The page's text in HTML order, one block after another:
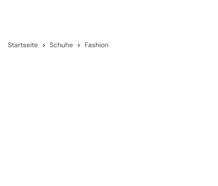
Startseite Schuhe Fashion